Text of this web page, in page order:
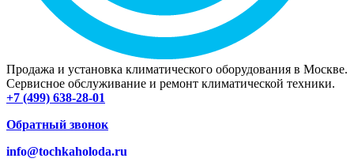
Продажа и установка климатического оборудования в Москве.
Сервисное обслуживание и ремонт климатической техники.
+7 (499) 638-28-01
Обратный звонок
info@tochkaholoda.ru